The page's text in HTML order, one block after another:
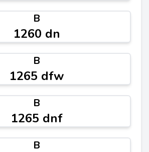
B
1260 dn
B
1265 dfw
B
1265 dnf
B